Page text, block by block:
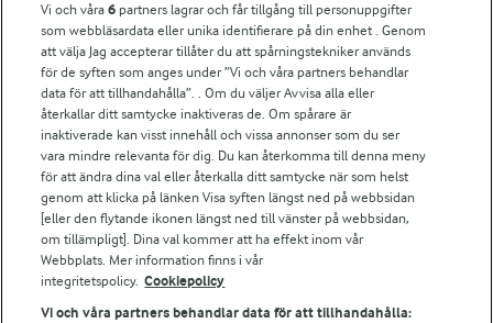
För ägare
Arlas kundportal
Arla.com
Falbygdens Ost
Arla webbshop
Bildbank
Följ oss
Vi och våra6 partners lagrar och får tillgång till personuppgifter
som webbläsardata eller unika identifierare på din enhet . Genom
att välja Jag accepterar tillåter du att spårningstekniker används
för de syften som anges under ”Vi och våra partners behandlar
data för att tillhandahålla”. . Om du väljer Avvisa alla eller
återkallar ditt samtycke inaktiveras de. Om spårare är
inaktiverade kan visst innehåll och vissa annonser som du ser
vara mindre relevanta för dig. Du kan återkomma till denna meny
för att ändra dina val eller återkalla ditt samtycke när som helst
genom att klicka på länken Visa syften längst ned på webbsidan
[eller den flytande ikonen längst ned till vänster på webbsidan,
om tillämpligt]. Dina val kommer att ha effekt inom vår
Webbplats. Mer information finns i vår
integritetspolicy. Cookiepolicy
Vi och våra partners behandlar data för att tillhandahålla: